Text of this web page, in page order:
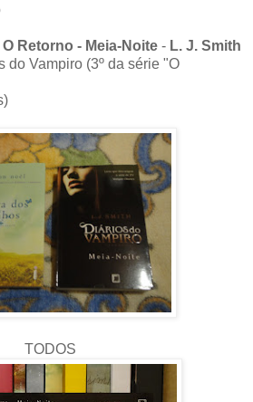
Retorno - Meia-Noite - L. J. Smith
do Vampiro (3º da série "O
TODOS